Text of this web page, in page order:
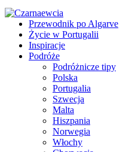
Przewodnik po Algarve
Życie w Portugalii
Inspiracje
Podróże
Podróżnicze tipy
Polska
Portugalia
Szwecja
Malta
Hiszpania
Norwegia
Włochy